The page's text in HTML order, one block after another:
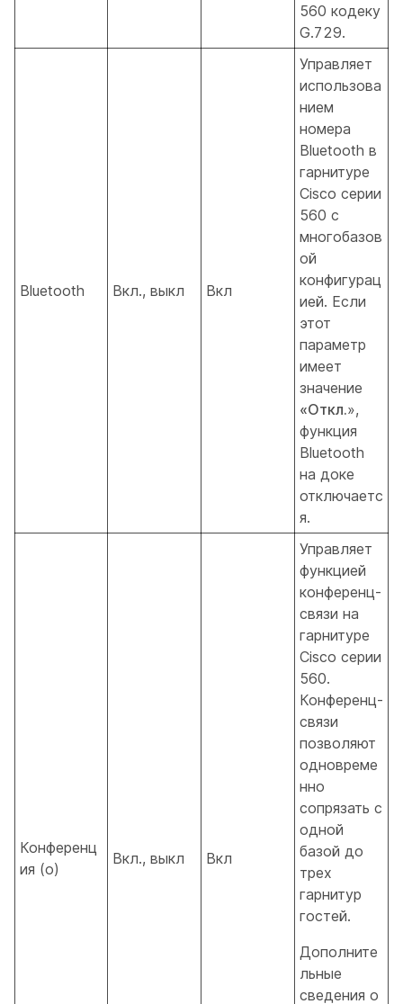
560 кодеку
G.729.
Bluetooth Вкл., выкл Вкл
Управляет
использова
нием
номера
Bluetooth в
гарнитуре
Cisco серии
560 с
многобазов
ой
конфигурац
ией. Если
этот
параметр
имеет
значение
«Откл.»,
функция
Bluetooth
на доке
отключаетс
я.
Конференц
ия (o)
Вкл., выкл Вкл
Управляет
функцией
конференц-
связи на
гарнитуре
Cisco серии
560.
Конференц-
связи
позволяют
одновреме
нно
сопрязать с
одной
базой до
трех
гарнитур
гостей.
Дополните
льные
сведения о